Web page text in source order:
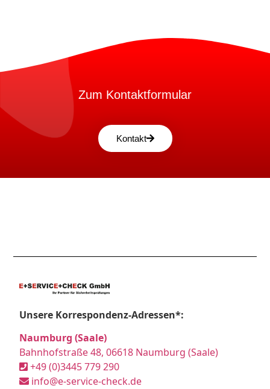
Zum Kontaktformular
Kontakt
Unsere Korrespondenz-Adressen*:
Naumburg (Saale)
Bahnhofstraße 48, 06618 Naumburg (Saale)
+49 (0)3445 779 290
info@e-service-check.de